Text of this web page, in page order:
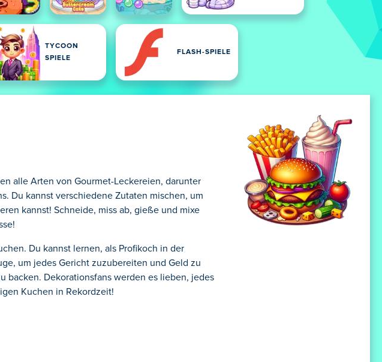
TYCOON
SPIELE
FLASH-SPIELE
alle Arten von Gourmet-Leckereien, darunter
Du kannst verschiedene Zutaten mischen, um
kannst! Schneide, miss ab, gieße und mixe
Du kannst lernen, als Profikoch in der
um jedes Gericht zuzubereiten und Geld zu
backen. Dekorationsfans werden es lieben, jedes
Kuchen in Rekordzeit!